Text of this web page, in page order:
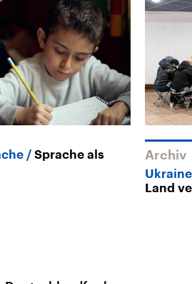
Sprache als
Archiv
Ukraine
Land